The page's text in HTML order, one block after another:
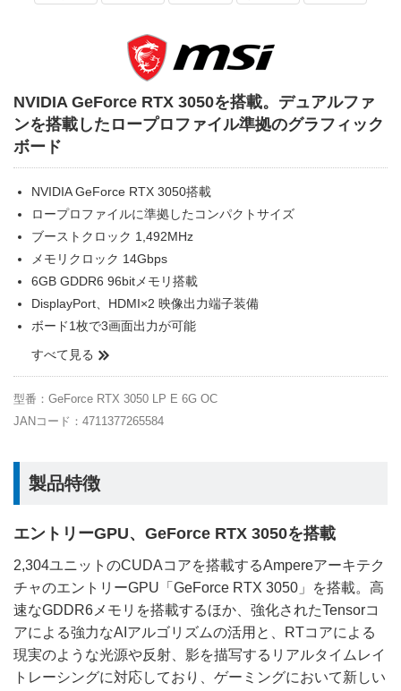
NVIDIA GeForce RTX 3050を搭載。デュアルファ
ンを搭載したロープロファイル準拠のグラフィック
ボード
NVIDIA GeForce RTX 3050搭載
ロープロファイルに準拠したコンパクトサイズ
ブーストクロック 1,492MHz
メモリクロック 14Gbps
6GB GDDR6 96bitメモリ搭載
DisplayPort、HDMI×2 映像出力端子装備
ボード1枚で3画面出力が可能
すべて見る
型番：GeForce RTX 3050 LP E 6G OC
JANコード：4711377265584
製品特徴
エントリーGPU、GeForce RTX 3050を搭載
2,304ユニットのCUDAコアを搭載するAmpereアーキテク
チャのエントリーGPU「GeForce RTX 3050」を搭載。高
速なGDDR6メモリを搭載するほか、強化されたTensorコ
アによる強力なAIアルゴリズムの活用と、RTコアによる
現実のような光源や反射、影を描写するリアルタイムレイ
トレーシングに対応しており、ゲーミングにおいて新しい